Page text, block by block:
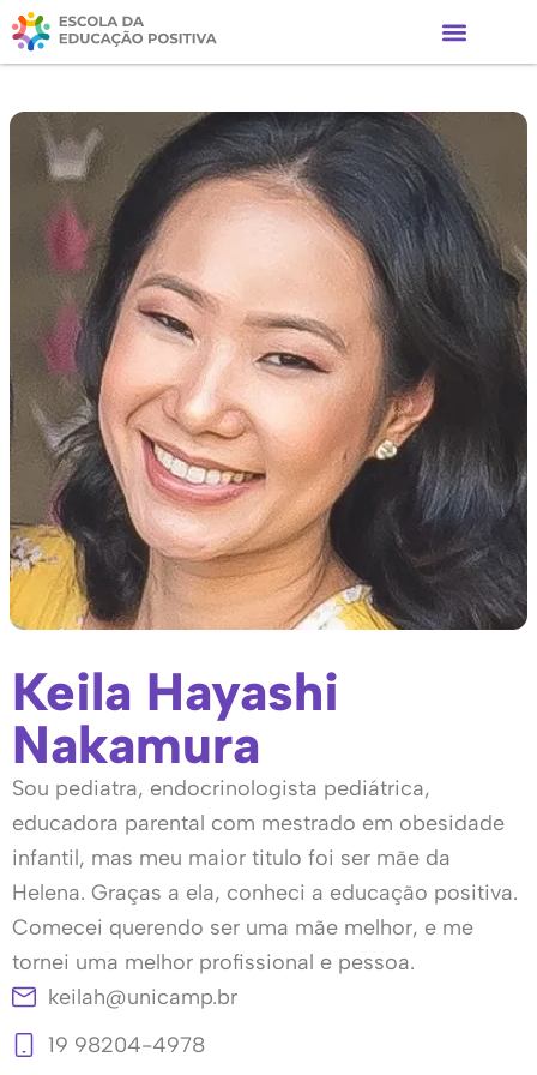
Keila Hayashi
Nakamura
Sou pediatra, endocrinologista pediátrica,
educadora parental com mestrado em obesidade
infantil, mas meu maior titulo foi ser mãe da
Helena. Graças a ela, conheci a educação positiva.
Comecei querendo ser uma mãe melhor, e me
tornei uma melhor profissional e pessoa.
keilah@unicamp.br
19 98204-4978